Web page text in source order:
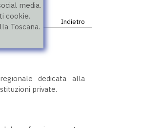
media.
cookie.
Toscana.
Indietro
dedicata alla
private.